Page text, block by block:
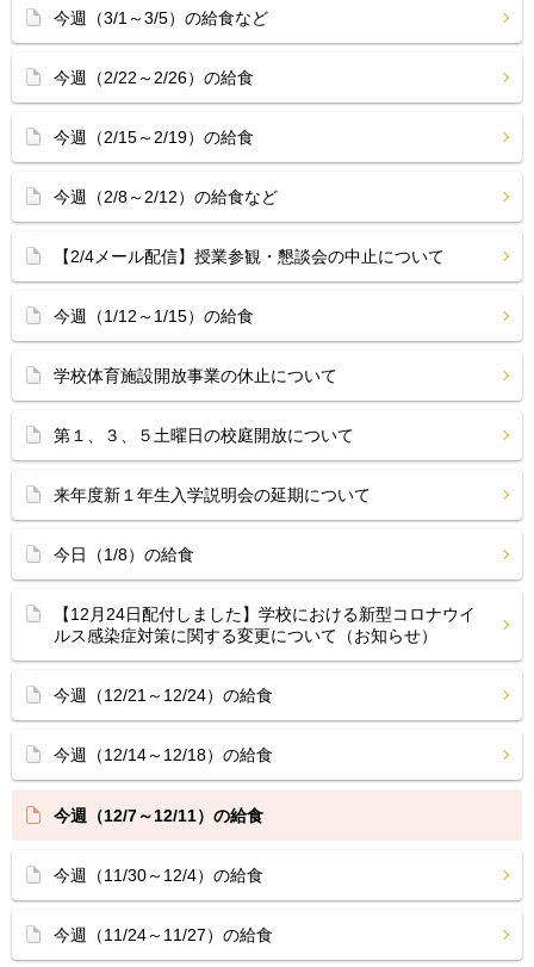
今週（3/1～3/5）の給食など
今週（2/22～2/26）の給食
今週（2/15～2/19）の給食
今週（2/8～2/12）の給食など
【2/4メール配信】授業参観・懇談会の中止について
今週（1/12～1/15）の給食
学校体育施設開放事業の休止について
第１、３、５土曜日の校庭開放について
来年度新１年生入学説明会の延期について
今日（1/8）の給食
【12月24日配付しました】学校における新型コロナウイ
ルス感染症対策に関する変更について（お知らせ）
今週（12/21～12/24）の給食
今週（12/14～12/18）の給食
今週（12/7～12/11）の給食
今週（11/30～12/4）の給食
今週（11/24～11/27）の給食